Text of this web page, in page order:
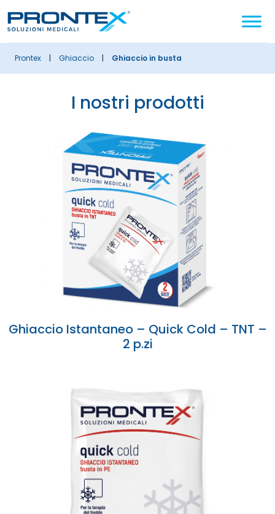
prontex | ghiaccio | Ghiaccio in busta
i nostri prodotti
Ghiaccio Istantaneo – Quick Cold – TNT –
2 p.zi